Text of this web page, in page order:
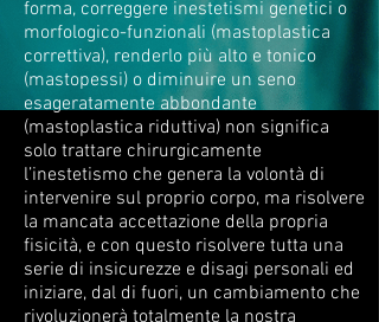
forma, correggere inestetismi genetici o
morfologico-funzionali (mastoplastica
correttiva), renderlo più alto e tonico
(mastopessi) o diminuire un seno
esageratamente abbondante
(mastoplastica riduttiva) non significa
solo trattare chirurgicamente
l’inestetismo che genera la volontà di
intervenire sul proprio corpo, ma risolvere
la mancata accettazione della propria
fisicità, e con questo risolvere tutta una
serie di insicurezze e disagi personali ed
iniziare, dal di fuori, un cambiamento che
rivoluzionerà totalmente la nostra